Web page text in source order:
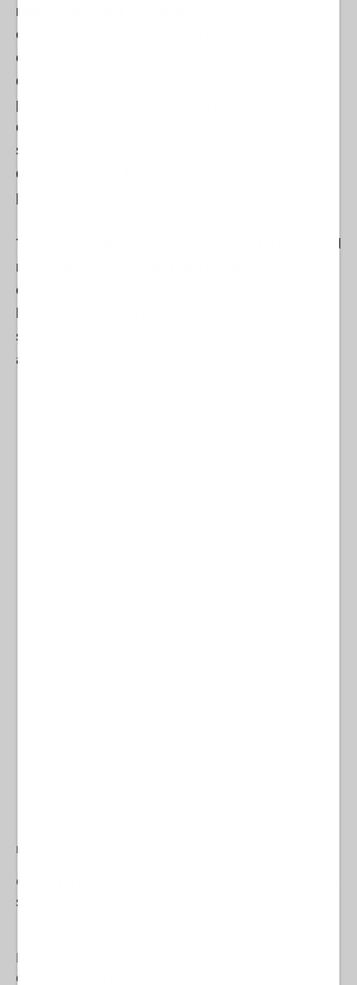
radicalizados por una situación social que, se
creen, se va a solucionar con golpes en la mesa o
con advertencias dictatoriales que son imposibles
de llevar a cabo. ¿Cómo es posible que la
población los crea? La historia nos ha demostrado
que son posibles tantas aberraciones que
seguiremos tropezando con la misma piedra
dando espacio a los que asombra que se nos
presenten como la opción, única, mejor.
Yo soy de las que creo que sí, que se ha perdido el
norte entre quienes son unos payasos que
comenzaron siendo una anécdota hasta que se
salvación y de la nuestra. Lo que sigue
asombrándome es como engañan tan bien.
Ceuta no puede seguir soportando en solitario una
situación que supera con creces sus capacidades
El cementerio de Sidi Embarek no puede
convertirse en un asentamiento